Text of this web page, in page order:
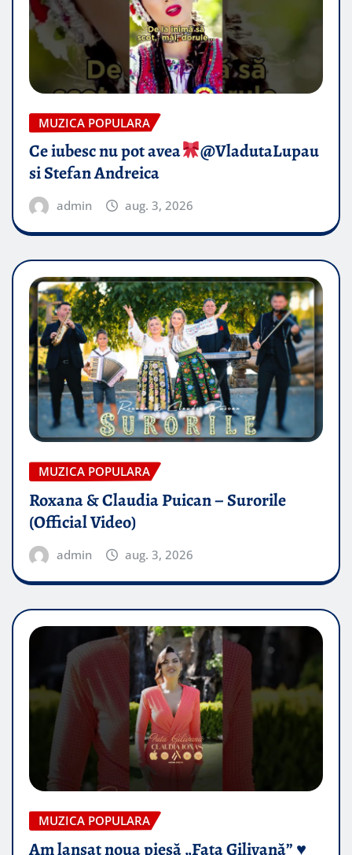
MUZICA POPULARA
Ce iubesc nu pot avea
​@VladutaLupau
si Stefan Andreica
admin aug. 3, 2026
MUZICA POPULARA
Roxana & Claudia Puican – Surorile
(Official Video)
admin aug. 3, 2026
MUZICA POPULARA
Am lansat noua piesă „Fata Gilivană” ♥️